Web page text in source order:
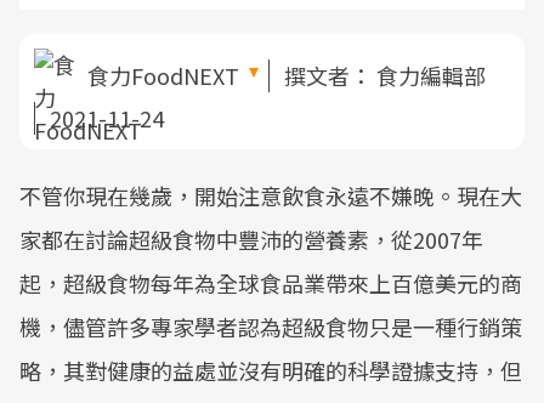
食力FoodNEXT 撰文者： 食力編輯部
2021-11-24
不管你現在幾歲，開始注意飲食永遠不嫌晚。現在大
家都在討論超級食物中豐沛的營養素，從2007年
起，超級食物每年為全球食品業帶來上百億美元的商
機，儘管許多專家學者認為超級食物只是一種行銷策
略，其對健康的益處並沒有明確的科學證據支持，但